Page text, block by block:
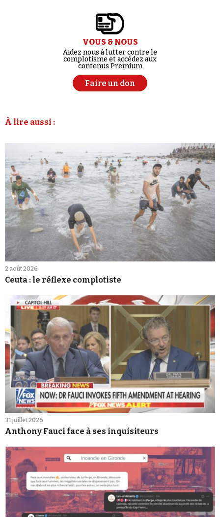
VOUS & NOUS
Aidez nous à lutter contre le
complotisme et accédez aux
contenus Premium
Faire un don
À lire aussi :
2 août 2026
Ceuta : le réflexe complotiste
31 juillet 2026
Anthony Fauci face à ses inquisiteurs